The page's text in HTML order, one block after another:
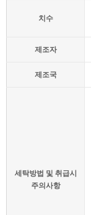
치수
제조자
제조국
세탁방법 및 취급시
주의사항